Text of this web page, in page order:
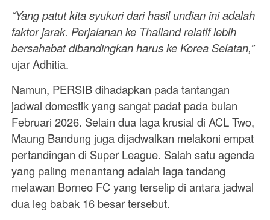
“Yang patut kita syukuri dari hasil undian ini adalah
faktor jarak. Perjalanan ke Thailand relatif lebih
bersahabat dibandingkan harus ke Korea Selatan,”
ujar Adhitia.
Namun, PERSIB dihadapkan pada tantangan
jadwal domestik yang sangat padat pada bulan
Februari 2026. Selain dua laga krusial di ACL Two,
Maung Bandung juga dijadwalkan melakoni empat
pertandingan di Super League. Salah satu agenda
yang paling menantang adalah laga tandang
melawan Borneo FC yang terselip di antara jadwal
dua leg babak 16 besar tersebut.